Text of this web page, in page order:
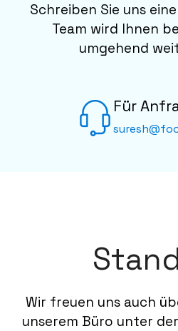
Schreiben Sie uns
Team wird Ihnen
umgehend
Für
Wir freuen uns auch
unserem Büro unter